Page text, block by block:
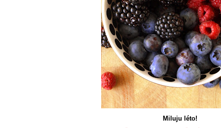
Miluju léto!